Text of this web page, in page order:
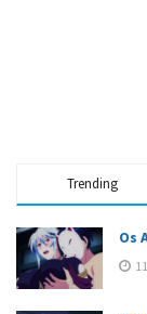
Trending
Os